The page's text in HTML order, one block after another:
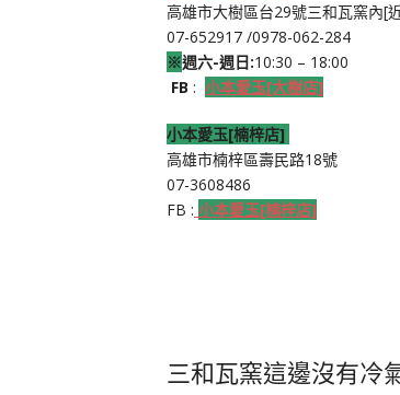
高雄市大樹區台29號三和瓦窯內[
07-652917 /0978-062-284
※週六-週日:10:30 – 18:00
FB : 小本愛玉[大樹店]
小本愛玉[楠梓店]
高雄市楠梓區壽民路18號
07-3608486
FB : 小本愛玉[楠梓店]
三和瓦窯這邊沒有冷